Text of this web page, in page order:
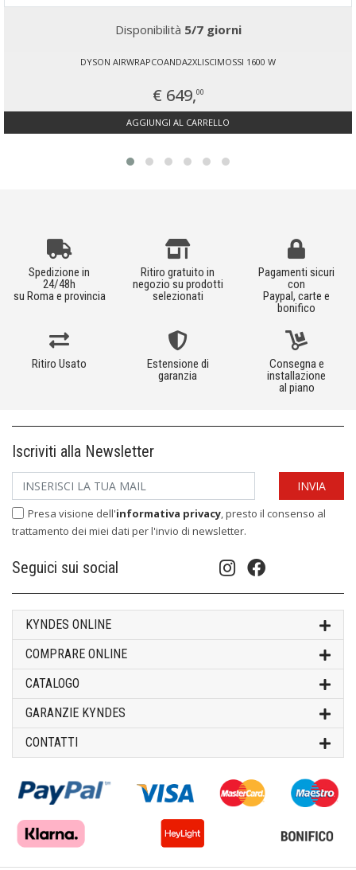
Disponibilità 5/7 giorni
DYSON AIRWRAPCOANDA2XLISCIMOSSI 1600 W
€ 649,00
AGGIUNGI AL CARRELLO
Spedizione in
24/48h
su Roma e provincia
Ritiro gratuito in
negozio su prodotti
selezionati
Pagamenti sicuri
con
Paypal, carte e
bonifico
Ritiro Usato
Estensione di
garanzia
Consegna e
installazione
al piano
Iscriviti alla Newsletter
Presa visione dell'informativa privacy , presto il consenso al
trattamento dei miei dati per l'invio di newsletter.
Seguici sui social
KYNDES ONLINE
COMPRARE ONLINE
CATALOGO
GARANZIE KYNDES
CONTATTI